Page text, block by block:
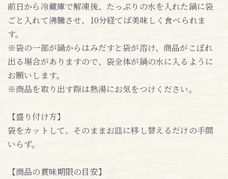
前日から冷蔵庫で解凍後、たっぷりの水を入れた鍋に袋
ごと入れて沸騰させ、10分経てば美味しく食べられま
す。
※袋の一部が鍋からはみだすと袋が溶け、商品がこぼれ
出る場合がありますので、袋全体が鍋の水に入るように
お願いします。
※商品を取り出す際は熱湯にお気をつけください。
【盛り付け方】
袋をカットして、そのままお皿に移し替えるだけの手間
いらず。
【商品の賞味期限の目安】